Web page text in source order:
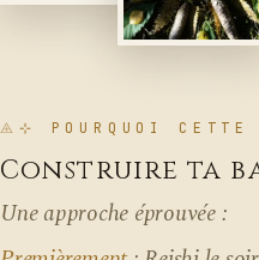
⊹ POURQUOI
Construire ta
Une approche éprouvée :